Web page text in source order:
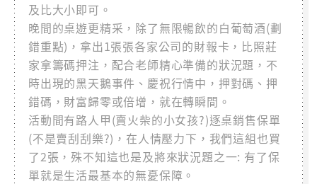
及比大小即可。
晚間的桌遊更精采，除了無限暢飲的白葡萄酒(劃
錯重點)，拿出1張張各家公司的財報卡，比照莊
家拿籌碼押注，配合老師精心準備的狀況題，不
時出現的黑天鵝事件、慶祝行情中，押對碼、押
錯碼，財富歸零或倍增，就在轉瞬間。
活動間有路人甲(賣火柴的小女孩?)逐桌銷售保單
(不是賣刮刮樂?)，在人情壓力下，我們這組也買
了2張，殊不知這也是及將來狀況題之一: 有了保
單就是生活最基本的無憂保障。